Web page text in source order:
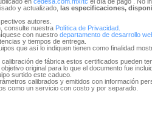
y actualizado, las especificaciones,
autores.
consulte nuestra Política de Privacidad.
con nuestro departamento de desarrollo
y tiempos de entrega.
que así lo indiquen tienen como finalidad
de fábrica estos certificados pueden
original para lo que el documento fue
surtido este caduco.
calibrados y emitidos con información
como un servicio con costo y por separado.